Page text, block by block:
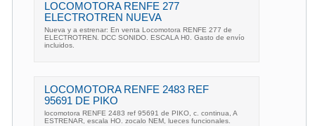
LOCOMOTORA RENFE 277
ELECTROTREN NUEVA
Nueva y a estrenar: En venta Locomotora RENFE 277 de
ELECTROTREN. DCC SONIDO. ESCALA H0. Gasto de envío
incluidos.
LOCOMOTORA RENFE 2483 REF
95691 DE PIKO
locomotora RENFE 2483 ref 95691 de PIKO, c. continua, A
ESTRENAR, escala HO. zocalo NEM, lueces funcionales.